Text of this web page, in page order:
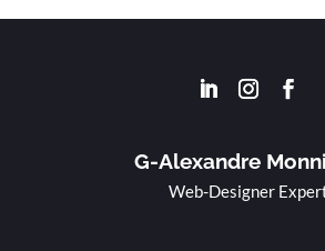
G-Alexandre
Web-Designer